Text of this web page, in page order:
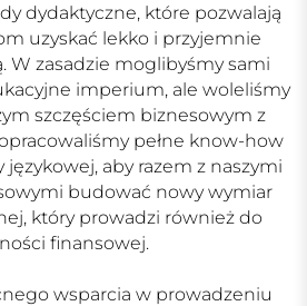
dydaktyczne, które pozwalają
uzyskać lekko i przyjemnie
W zasadzie moglibyśmy sami
imperium, ale woleliśmy
szczęściem biznesowym z
pełne know-how
językowej, aby razem z naszymi
budować nowy wymiar
który prowadzi również do
finansowej.
wsparcia w prowadzeniu